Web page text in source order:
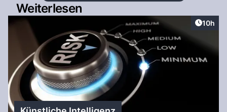
Weiterlesen
Artikel
10h